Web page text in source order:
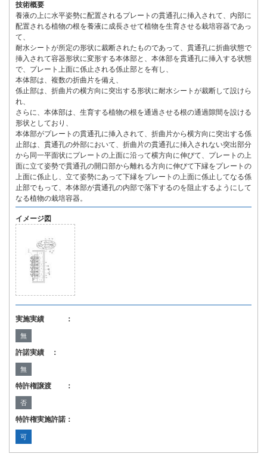
技術概要
養液の上に水平姿勢に配置されるプレートの貫通孔に挿入されて、内部に
配置される植物の根を養液に成長させて植物を生育させる栽培容器であっ
て、
耐水シートが所定の形状に裁断されたものであって、貫通孔に折曲状態で
挿入されて容器形状に変形する本体部と、本体部を貫通孔に挿入する状態
で、プレート上面に係止される係止部とを有し、
本体部は、複数の折曲片を備え、
係止部は、折曲片の横方向に突出する形状に耐水シートが裁断して設けら
れ、
さらに、本体部は、生育する植物の根を通過させる根の通過隙間を設ける
形状としており、
本体部がプレートの貫通孔に挿入されて、折曲片から横方向に突出する係
止部は、貫通孔の外部において、折曲片の貫通孔に挿入されない突出部分
から同一平面状にプレートの上面に沿って横方向に伸びて、プレートの上
面に立て姿勢で貫通孔の開口部から離れる方向に伸びて下縁をプレートの
上面に係止し、立て姿勢にあって下縁をプレートの上面に係止してなる係
止部でもって、本体部が貫通孔の内部で落下するのを阻止するようにして
なる植物の栽培容器。
イメージ図
実施実績 ：
無
許諾実績 ：
無
特許権譲渡 ：
否
特許権実施許諾：
可